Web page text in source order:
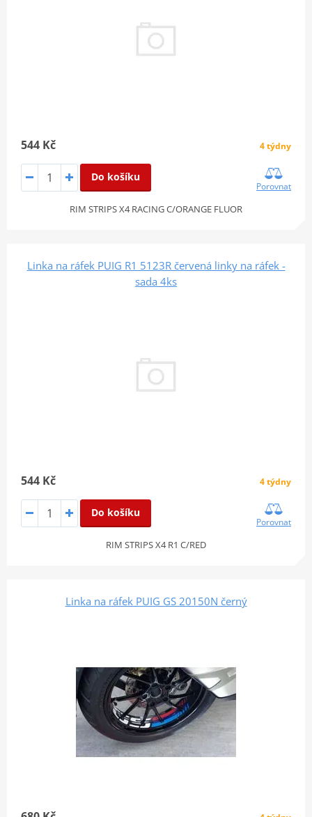
544 Kč 4 týdny
Do košíku
Porovnat
RIM STRIPS X4 RACING C/ORANGE FLUOR
Linka na ráfek PUIG R1 5123R červená linky na ráfek -
sada 4ks
544 Kč 4 týdny
Do košíku
Porovnat
RIM STRIPS X4 R1 C/RED
Linka na ráfek PUIG GS 20150N černý